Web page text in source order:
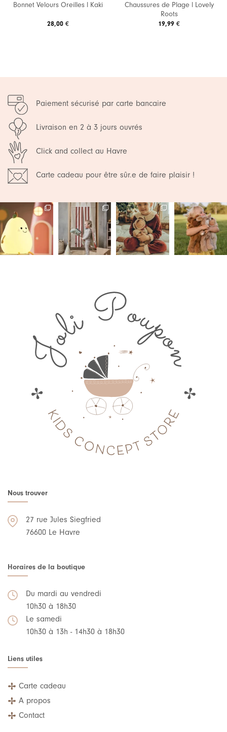
Bonnet Velours Oreilles l Kaki
28,00 €
Chaussures de Plage l Lovely
Roots
19,99 €
Paiement sécurisé par carte bancaire
Livraison en 2 à 3 jours ouvrés
Click and collect au Havre
Carte cadeau pour être sûr.e de faire plaisir !
Nous trouver
27 rue Jules Siegfried
76600 Le Havre
Horaires de la boutique
Du mardi au vendredi
10h30 à 18h30
Le samedi
10h30 à 13h - 14h30 à 18h30
Liens utiles
Carte cadeau
A propos
Contact